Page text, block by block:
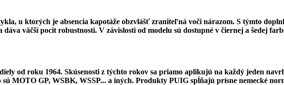
u ktorých je absencia kapotáže obzvlášť zraniteľná voči nárazom. S týmto
väčší pocit robustnosti. V závislosti od modelu sú dostupné v čiernej a šedej
od roku 1964. Skúsenosti z týchto rokov sa priamo aplikujú na každý jeden
MOTO GP, WSBK, WSSP... a iných. Produkty PUIG spĺňajú prísne nemecké